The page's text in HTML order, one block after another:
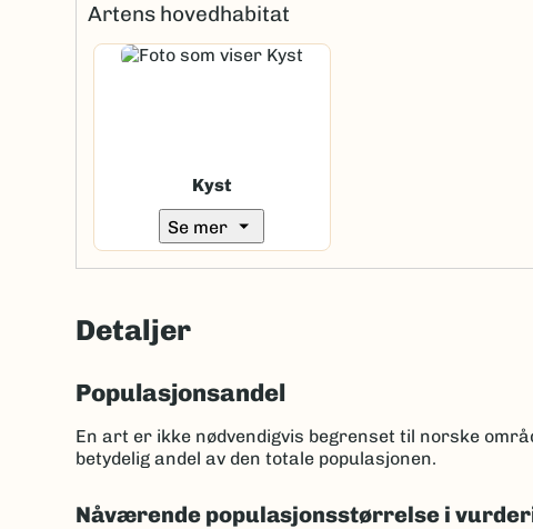
Artens hovedhabitat
Kyst
Se mer arrow_drop_down
Detaljer
Populasjonsandel
En art er ikke nødvendigvis begrenset til norske
betydelig andel av den totale populasjonen.
Nåværende populasjonsstørrelse i